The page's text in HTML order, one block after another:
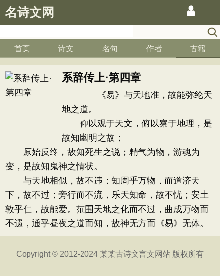
名诗文网
首页 诗文 名句 作者 古籍
系辞传上·第四章
《易》与天地准，故能弥纶天
地之道。
仰以观于天文，俯以察于地理，是
故知幽明之故；
原始反终，故知死生之说；精气为物，游魂为
变，是故知鬼神之情状。
与天地相似，故不违；知周乎万物，而道济天
下，故不过；旁行而不流，乐天知命，故不忧；安土
敦乎仁，故能爱。范围天地之化而不过，曲成万物而
不遗，通乎昼夜之道而知，故神无方而《易》无体。
Copyright © 2012-2024 某某古诗文言文网站 版权所有